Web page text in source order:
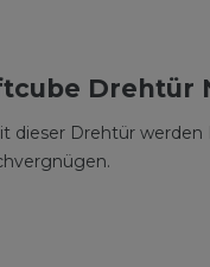
Drehtür
dieser Drehtür